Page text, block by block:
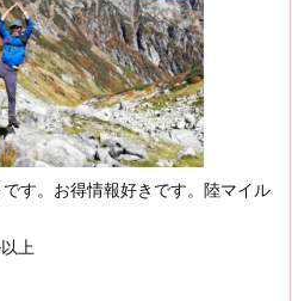
す。お得情報好きです。陸マイル
上